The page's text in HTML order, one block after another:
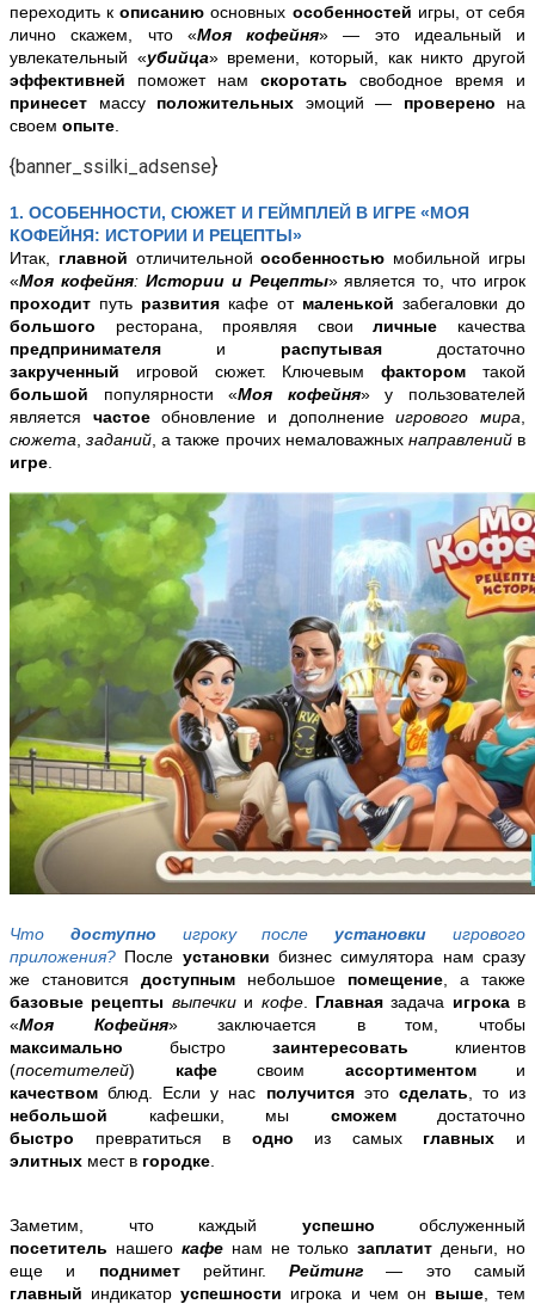
переходить кописаниюосновных особенностей игры, от себя
лично скажем, что «Моя кофейня» — это идеальный и
увлекательный «убийца» времени, который, как никто другой
эффективней поможет нам скоротать свободное время и
принесет массу положительных эмоций — проверено на
своем опыте
{banner_ssilki_adsense}
1. ОСОБЕННОСТИ, СЮЖЕТ И ГЕЙМПЛЕЙ В ИГРЕ «МОЯ
КОФЕЙНЯ: ИСТОРИИ И РЕЦЕПТЫ»
Итак, главной отличительнойособенностью мобильной игры
«Моя кофейня:Истории и Рецепты» является то, что игрок
проходит путь развития кафе от маленькой забегаловки до
большого ресторана, проявляя своиличные качества
предпринимателя и распутывая достаточно
закрученный игровой сюжет. Ключевымфакторомтакой
большой популярности«Моя кофейня»у пользователей
является частоеобновление и дополнениеигрового мира
сюжета ,заданий , а также прочих немаловажных направлений в
игре
Что доступно игроку после установкиигрового
приложения? После установкибизнес симулятора нам сразу
же становится доступным небольшое помещение , а также
базовые рецепты выпечки и кофе. Главнаязадача игрока в
«Моя Кофейня» заключается в том, чтобы
максимально быстро заинтересовать клиентов
(посетителей) кафе своим ассортиментом и
качествомблюд. Если у нас получится это сделать , то из
небольшой кафешки, мы сможем достаточно
быстро превратиться в одно из самых главных и
элитных мест в городке
Заметим, что каждый успешно обслуженный
посетитель нашего кафе нам не толькозаплатит деньги, но
еще и поднимет рейтинг.Рейтинг— это самый
главный индикаторуспешности игрока и чем он выше, тем